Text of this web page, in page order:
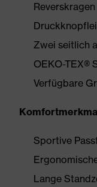
Reverskragen
Zwei seitlich
OEKO-TEX®
Verfügbare
Sportive
Lange